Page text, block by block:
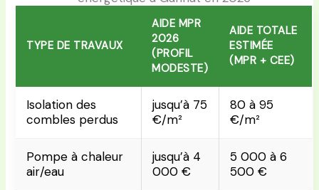
TYPE DE TRAVAUX
AIDE MPR
2026
(PROFIL
MODESTE)
AIDE TOTALE
ESTIMÉE
(MPR + CEE)
Isolation des
combles perdus
jusqu’à 75
€/m²
80 à 95
€/m²
Pompe à chaleur
air/eau
jusqu’à 4
000 €
5 000 à 6
500 €